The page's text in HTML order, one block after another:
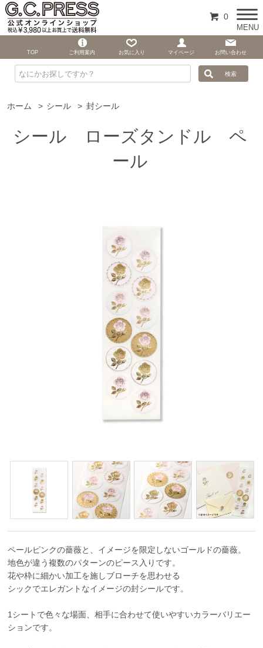
ホーム > シール > 封シール
シール ローズタンドル ペ
ール
ペールピンクの薔薇と、イメージを限定しないゴールドの薔薇。
地色が違う複数のパターンのピース入りです。
花や枠に細かい加工を施しブローチを思わせる
シックでエレガントなイメージの封シールです。
1シートで色々な場面、相手に合わせて使いやすいカラーバリエー
ションです。
0
MENU
TOP ご利用案内 お気に入り マイページ お問い合わせ